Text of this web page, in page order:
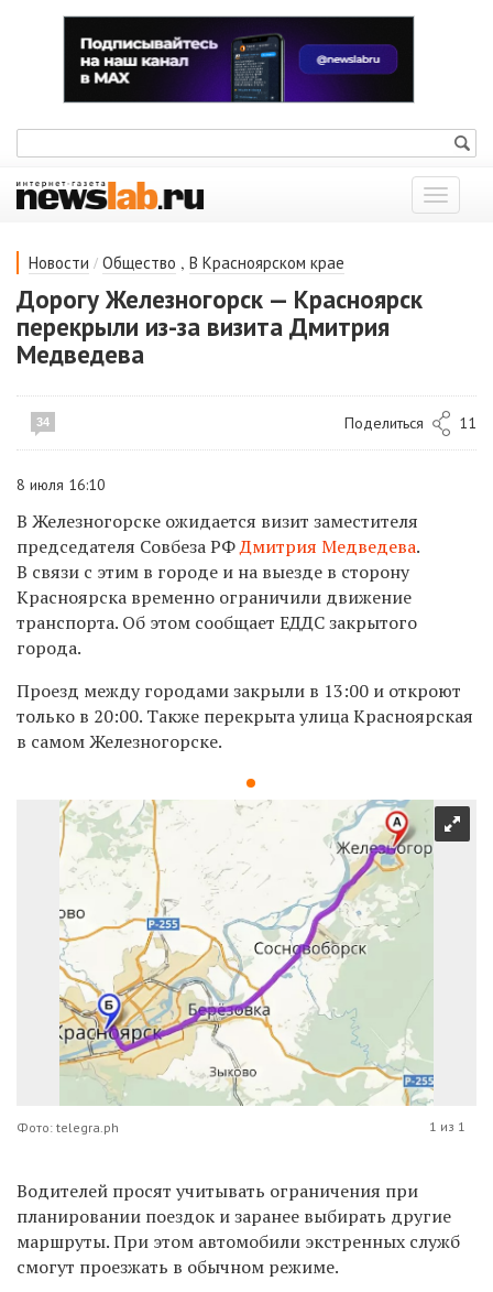
Показать
меню
Новости / Общество , В Красноярском крае
Дорогу Железногорск — Красноярск
перекрыли из-за визита Дмитрия
Медведева
34 Поделиться 11
8 июля 16:10
В Железногорске ожидается визит заместителя
председателя Совбеза РФДмитрия Медведева.
В связи с этим в городе и на выезде в сторону
Красноярска временно ограничили движение
транспорта. Об этом сообщает ЕДДС закрытого
города.
Проезд между городами закрыли в 13:00 и откроют
только в 20:00. Также перекрыта улица Красноярская
в самом Железногорске.
Фото: telegra.ph 1 из 1
Водителей просят учитывать ограничения при
планировании поездок и заранее выбирать другие
маршруты. При этом автомобили экстренных служб
смогут проезжать в обычном режиме.